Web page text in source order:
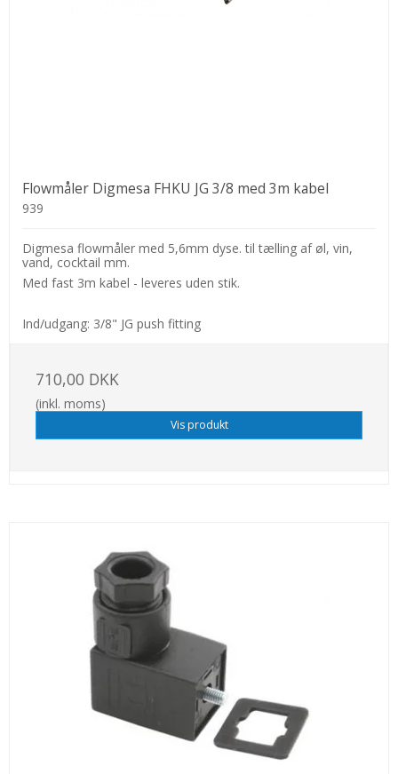
Flowmåler Digmesa FHKU JG 3/8 med 3m kabel
939
Digmesa flowmåler med 5,6mm dyse. til tælling af øl, vin,
vand, cocktail mm.
Med fast 3m kabel - leveres uden stik.
Ind/udgang: 3/8" JG push fitting
710,00 DKK
(inkl. moms)
Vis produkt